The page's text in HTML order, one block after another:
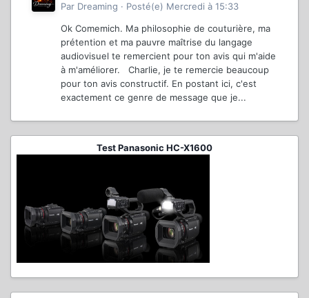
Par Dreaming · Posté(e) Mercredi à 15:33
Ok Comemich. Ma philosophie de couturière, ma
prétention et ma pauvre maîtrise du langage
audiovisuel te remercient pour ton avis qui m'aide
à m'améliorer. Charlie, je te remercie beaucoup
pour ton avis constructif. En postant ici, c'est
exactement ce genre de message que je...
Test Panasonic HC-X1600